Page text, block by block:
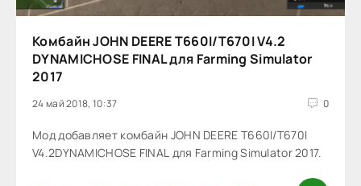
Комбайн JOHN DEERE T660I/T670I V4.2
DYNAMICHOSE FINAL для Farming Simulator
2017
24 май 2018, 10:37 0
Мод добавляет комбайн JOHN DEERE T660I/T670I
V4.2DYNAMICHOSE FINAL для Farming Simulator 2017.